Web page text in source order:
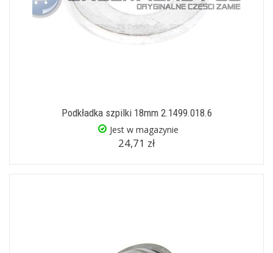
Podkładka szpilki 18mm 2.1499.018.6
Jest w magazynie
24,71 zł